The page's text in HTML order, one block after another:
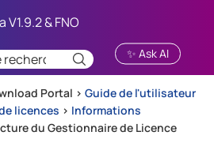
au contenu principal
✨ Ask AI
Portal > Guide de l'utilisateur
licences > Informations
du Gestionnaire de Licence